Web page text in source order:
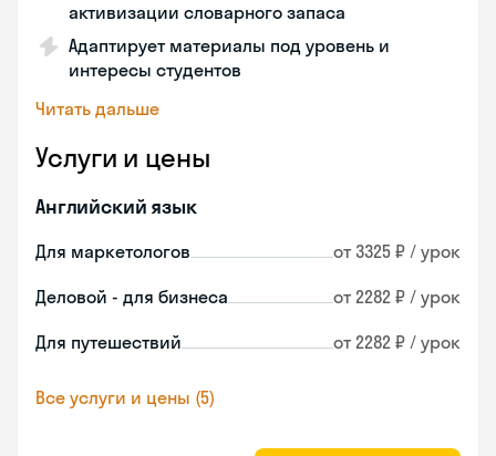
активизации словарного запаса
Адаптирует материалы под уровень и
интересы студентов
Читать дальше
Услуги и цены
Английский язык
Для маркетологов от 3325 ₽ / урок
Деловой - для бизнеса от 2282 ₽ / урок
Для путешествий от 2282 ₽ / урок
Все услуги и цены (5)